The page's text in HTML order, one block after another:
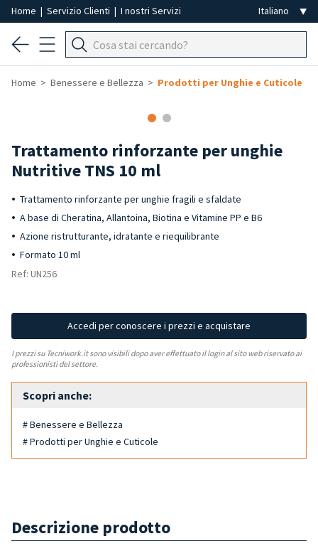
Home | Servizio Clienti | I nostri Servizi
Home Benessere e Bellezza Prodotti per Unghie e Cuticole
Trattamento rinforzante per unghie
Nutritive TNS 10 ml
Trattamento rinforzante per unghie fragili e sfaldate
A base di Cheratina, Allantoina, Biotina e Vitamine PP e B6
Azione ristrutturante, idratante e riequilibrante
Formato 10 ml
Ref: UN256
Accedi per conoscere i prezzi e acquistare
I prezzi su Tecniwork.it sono visibili dopo aver effettuato il login al sito web riservato ai
professionisti del settore.
Scopri anche:
# Benessere e Bellezza
# Prodotti per Unghie e Cuticole
Descrizione prodotto